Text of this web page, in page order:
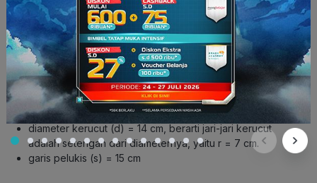
Hitunglah berapa luas permukaan kerucut yang mempunyai
diameter 14 cm dan garis pelukis 15 cm!
Pembahasan:
Diketahui:
diameter kerucut (d) = 14 cm, berarti jari-jari kerucut
adalah setengah dari diameternya, yaitu r = 7 cm.
garis pelukis (s) = 15 cm